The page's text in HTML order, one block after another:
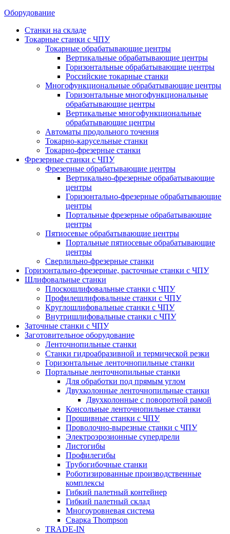
Оборудование
Станки на складе
Токарные станки с ЧПУ
Токарные обрабатывающие центры
Вертикальные обрабатывающие центры
Горизонтальные обрабатывающие центры
Российские токарные станки
Многофункциональные обрабатывающие центры
Горизонтальные многофункциональные
обрабатывающие центры
Вертикальные многофункциональные
обрабатывающие центры
Автоматы продольного точения
Токарно-карусельные станки
Токарно-фрезерные станки
Фрезерные станки с ЧПУ
Фрезерные обрабатывающие центры
Вертикально-фрезерные обрабатывающие
центры
Горизонтально-фрезерные обрабатывающие
центры
Портальные фрезерные обрабатывающие
центры
Пятиосевые обрабатывающие центры
Портальные пятиосевые обрабатывающие
центры
Сверлильно-фрезерные станки
Горизонтально-фрезерные, расточные станки с ЧПУ
Шлифовальные станки
Плоскошлифовальные станки с ЧПУ
Профилешлифовальные станки с ЧПУ
Круглошлифовальные станки с ЧПУ
Внутришлифовальные станки с ЧПУ
Заточные станки с ЧПУ
Заготовительное оборудование
Ленточнопильные станки
Станки гидроабразивной и термической резки
Горизонтальные ленточнопильные станки
Портальные ленточнопильные станки
Для обработки под прямым углом
Двухколонные ленточнопильные станки
Двухколонные с поворотной рамой
Консольные ленточнопильные станки
Прошивные станки с ЧПУ
Проволочно-вырезные станки с ЧПУ
Электроэрозионные супердрели
Листогибы
Профилегибы
Трубогибочные станки
Роботизированные производственные
комплексы
Гибкий палетный контейнер
Гибкий палетный склад
Многоуровневая система
Сварка Thompson
TRADE-IN